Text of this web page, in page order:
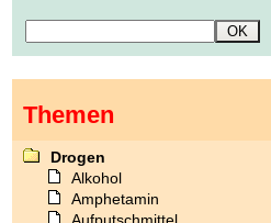
Themen
Drogen
Alkohol
Amphetamin
Aufputschmittel